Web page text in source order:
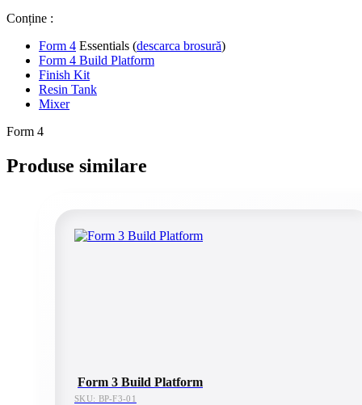
Conține :
Form 4 Essentials (descarca brosură)
Form 4 Build Platform
Finish Kit
Resin Tank
Mixer
Form 4
Produse similare
Form 3 Build Platform
SKU: BP-F3-01